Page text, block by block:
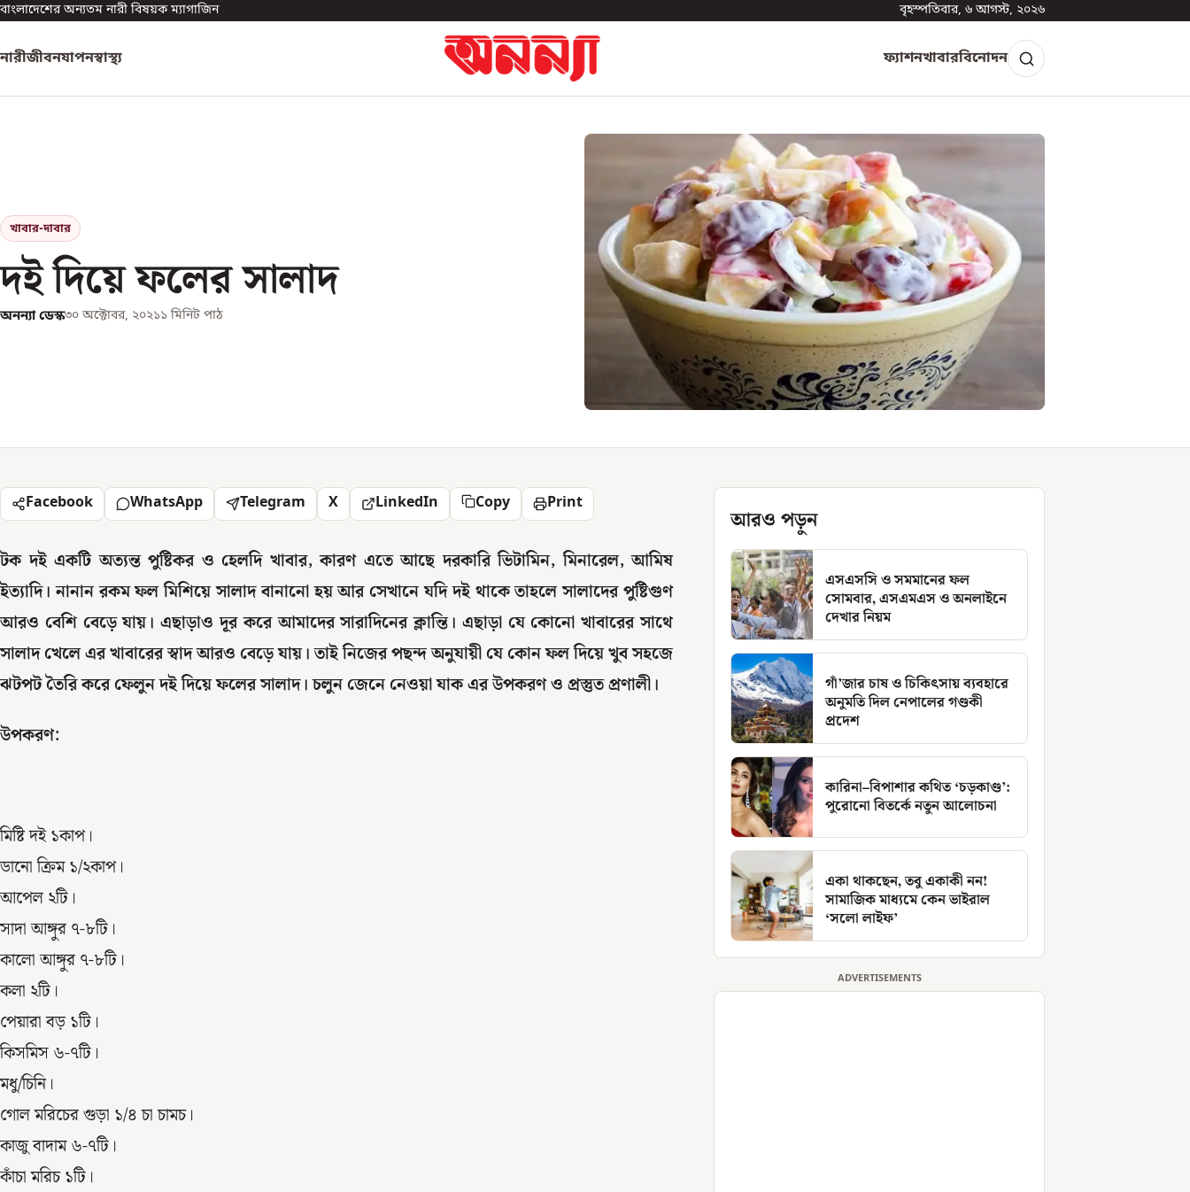
বাংলাদেশের অন্যতম নারী বিষয়ক ম্যাগাজিন বৃহস্পতিবার, ৬ আগস্ট, ২০২৬
নারীজীবনযাপনস্বাস্থ্য ফ্যাশনখাবারবিনোদন
খাবার-দাবার
দই দিয়ে ফলের সালাদ
অনন্যা ডেস্ক৩০ অক্টোবর, ২০২১১ মিনিট পাঠ
Facebook WhatsApp Telegram X LinkedIn Copy Print
টক দই একটি অত্যন্ত পুষ্টিকর ও হেলদি খাবার, কারণ এতে আছে দরকারি ভিটামিন, মিনারেল, আমিষ
ইত্যাদি। নানান রকম ফল মিশিয়ে সালাদ বানানো হয় আর সেখানে যদি দই থাকে তাহলে সালাদের পুষ্টিগুণ
আরও বেশি বেড়ে যায়। এছাড়াও দূর করে আমাদের সারাদিনের ক্লান্তি। এছাড়া যে কোনো খাবারের সাথে
সালাদ খেলে এর খাবারের স্বাদ আরও বেড়ে যায়। তাই নিজের পছন্দ অনুযায়ী যে কোন ফল দিয়ে খুব সহজে
ঝটপট তৈরি করে ফেলুন দই দিয়ে ফলের সালাদ। চলুন জেনে নেওয়া যাক এর উপকরণ ও প্রস্তুত প্রণালী।
উপকরণ:
মিষ্টি দই ১কাপ।
ডানো ক্রিম ১/২কাপ।
আপেল ২টি।
সাদা আঙ্গুর ৭-৮টি।
কালো আঙ্গুর ৭-৮টি।
কলা ২টি।
পেয়ারা বড় ১টি।
কিসমিস ৬-৭টি।
মধু/চিনি।
গোল মরিচের গুড়া ১/৪ চা চামচ।
কাজু বাদাম ৬-৭টি।
কাঁচা মরিচ ১টি।
আরও পড়ুন
এসএসসি ও সমমানের ফল
সোমবার, এসএমএস ও অনলাইনে
দেখার নিয়ম
গাঁ’জার চাষ ও চিকিৎসায় ব্যবহারে
অনুমতি দিল নেপালের গণ্ডকী
প্রদেশ
কারিনা–বিপাশার কথিত ‘চড়কাণ্ড’:
পুরোনো বিতর্কে নতুন আলোচনা
একা থাকছেন, তবু একাকী নন!
সামাজিক মাধ্যমে কেন ভাইরাল
‘সলো লাইফ’
ADVERTISEMENTS